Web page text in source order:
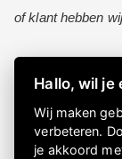
of klant hebben
Informatie
Over ons
FAQ
Hallo, wil je
Wij maken
verbeteren.
je akkoord